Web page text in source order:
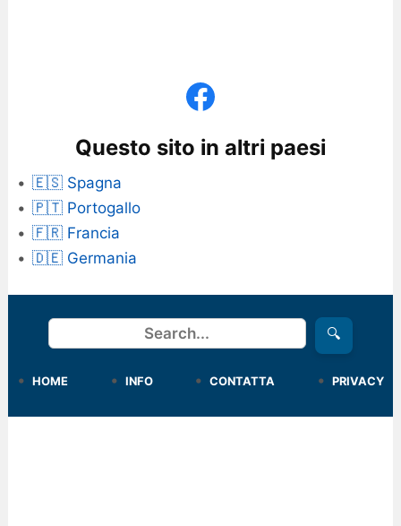
Questo sito in altri paesi
🇪🇸 Spagna
🇵🇹 Portogallo
🇫🇷 Francia
🇩🇪 Germania
Cerca 🔍
HOME INFO CONTATTA PRIVACY